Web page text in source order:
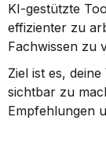
KI-gestützte
effizienter zu
Fachwissen zu
Ziel ist es,
sichtbar zu
Empfehlungen